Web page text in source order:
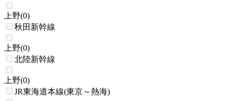
上野(0)
秋田新幹線
上野(0)
北陸新幹線
上野(0)
JR東海道本線(東京～熱海)